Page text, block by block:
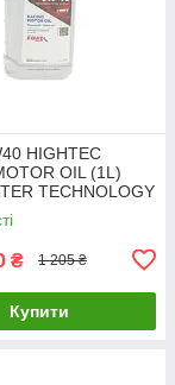
HIGHTEC
OIL (1L)
TECHNOLOGY
0010-99 UA61
₴ 1 205 ₴
Купити